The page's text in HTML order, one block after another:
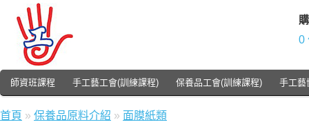
0
師資班課程 手工藝工會(訓練課程) 保養品工會(訓練課程) 手工藝
首頁 » 保養品原料介紹 » 面膜紙類